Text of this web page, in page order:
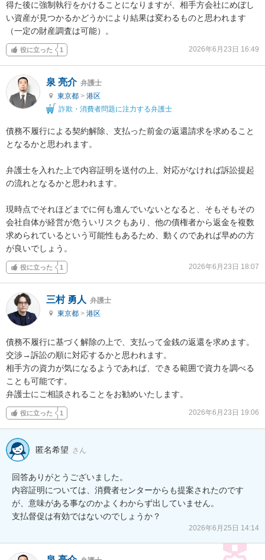
得た後に強制執行をかけることになりますが、相手方会社にめぼし
い資産が見つかるかどうかにより結果は変わるものと思われます
（一定の財産調査は可能）。
役に立った 1 2026年6月23日 16:49
泉 亮介 弁護士
東京都 > 港区
詐欺・消費者問題に注力する弁護士
債務不履行による契約解除、支払った前金の返還請求を求めること
となるかと思われます。
弁護士を入れた上で内容証明を送付の上、対応がなければ訴訟提起
の流れとなるかと思われます。
現時点でそれほどまでに何も進んでいないとなると、そもそもその
会社自体が経営が危ういリスクもあり、他の債権者から返金を複数
求められているという可能性もあるため、動くのであれば早めの方
が良いでしょう。
役に立った 1 2026年6月23日 18:07
三村 勇人 弁護士
東京都 > 港区
債務不履行に基づく解除の上で、支払って金銭の返還を求めます。
交渉→訴訟の順に対応するかと思われます。
相手方の資力が気になるようであれば、できる範囲で資力を調べる
ことも可能です。
弁護士にご相談されることをお勧めいたします。
役に立った 1 2026年6月23日 19:06
匿名希望 さん
回答ありがとうございました。
内容証明については、消費者センターからも提案されたのです
が、意味がある事なのかよくわからず出していません。
支払督促は有効ではないのでしょうか？
2026年6月25日 14:14